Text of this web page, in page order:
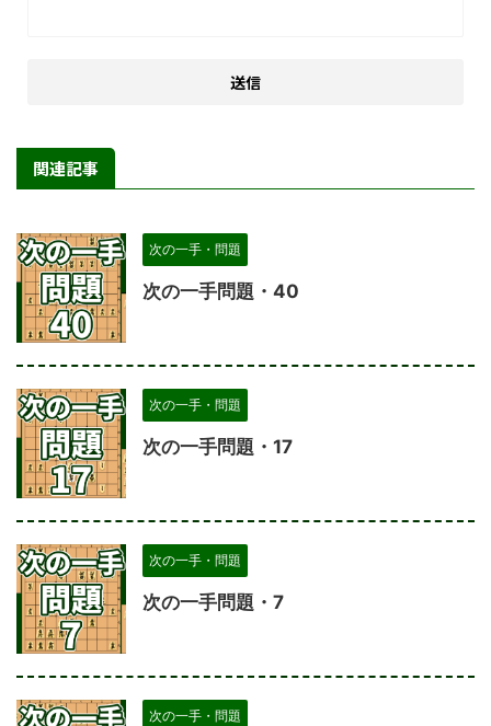
関連記事
次の一手・問題
次の一手問題・40
次の一手・問題
次の一手問題・17
次の一手・問題
次の一手問題・7
次の一手・問題